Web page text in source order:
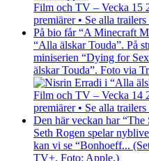
Film och TV – Vecka 15
premiärer • Se alla trailers
På bio får “A Minecraft
“Alla älskar Touda”. På
miniserien “Dying for
älskar Touda”. Foto via
Film och TV – Vecka 14
premiärer • Se alla trailers
Den här veckan har
Seth Rogen spelar
kan vi se “Bonhoeff...
TV+. Foto: Apple.)